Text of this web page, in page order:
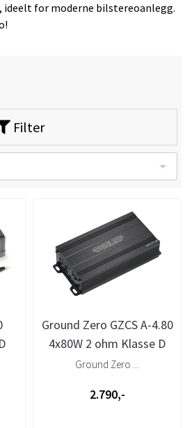
for moderne bilstereoanlegg.
Filter
Ground Zero GZCS A-4.80
4x80W 2 ohm Klasse D
microforsterker
Ground Zero ...
2.790,-